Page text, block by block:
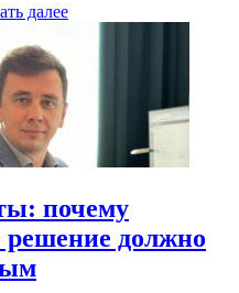
далее
почему
решение должно